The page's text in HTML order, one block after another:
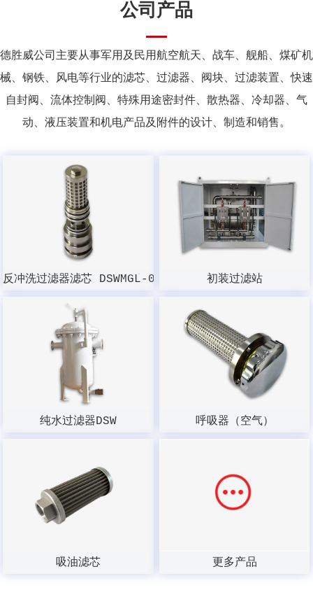
公司产品
德胜威公司主要从事军用及民用航空航天、战车、舰船、煤矿机
械、钢铁、风电等行业的滤芯、过滤器、阀块、过滤装置、快速
自封阀、流体控制阀、特殊用途密封件、散热器、冷却器、气
动、液压装置和机电产品及附件的设计、制造和销售。
反冲洗过滤器滤芯 DSWMGL-003W-100 初装过滤站
纯水过滤器DSW 呼吸器（空气）
吸油滤芯 更多产品